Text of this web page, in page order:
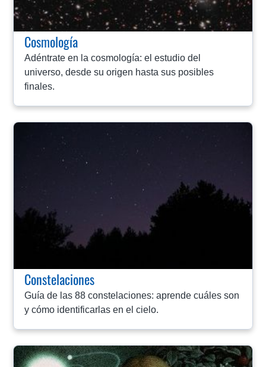
Cosmología
Adéntrate en la cosmología: el estudio del
universo, desde su origen hasta sus posibles
finales.
Constelaciones
Guía de las 88 constelaciones: aprende cuáles son
y cómo identificarlas en el cielo.